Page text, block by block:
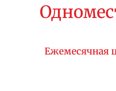
Ежемесячная